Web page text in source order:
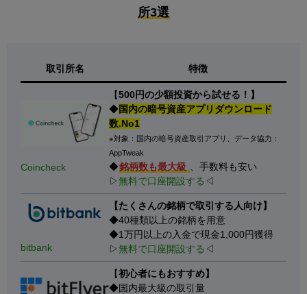
所3選
取引所名 特徴
Coincheck
【500円の少額投資から試せる！】
◆国内の暗号資産アプリダウンロード
数.No1
※対象：国内の暗号資産取引アプリ、データ協力：
AppTweak
◆銘柄数も最大級
、手数料も安い
▷無料で口座開設する ◁
bitbank
【たくさんの銘柄で取引する人向け】
◆40種類以上の銘柄を用意
◆1万円以上の入金で現金1,000円獲得
▷無料で口座開設する ◁
【初心者にもおすすめ】
◆国内最大級の取引量